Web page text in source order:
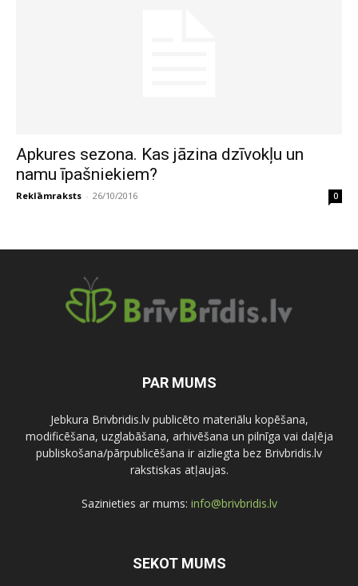
Apkures sezona. Kas jāzina dzīvokļu un
namu īpašniekiem?
Reklāmraksts - 26/10/2016 0
PAR MUMS
Jebkura Brivbridis.lv publicēto materiālu kopēšana,
modificēšana, uzglabāšana, arhivēšana un pilnīga vai daļēja
publiskošana/pārpublicēšana ir aizliegta bez Brivbridis.lv
rakstiskas atļaujas.
Sazinieties ar mums: info@brivbridis.lv
SEKOT MUMS